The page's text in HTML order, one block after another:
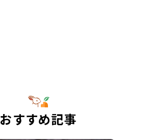
おすすめ記事